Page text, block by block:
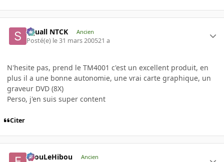
Squall NTCK Ancien
Posté(e) le 31 mars 200521 a
N'hesite pas, prend le TM4001 c'est un excellent produit, en
plus il a une bonne autonomie, une vrai carte graphique, un
graveur DVD (8X)
Perso, j'en suis super content
Citer
FilouLeHibou Ancien